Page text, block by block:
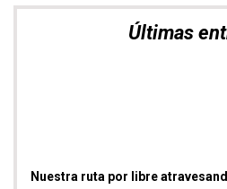
Últimas
Nuestra ruta por libre